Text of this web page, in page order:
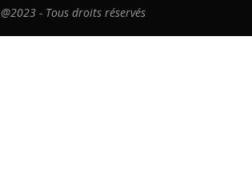
@2023 - Tous droits réservés